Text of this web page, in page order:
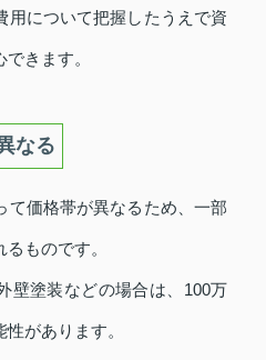
用について把握したうえで資
きます。
なる
て価格帯が異なるため、一部
ものです。
壁塗装などの場合は、100万
があります。